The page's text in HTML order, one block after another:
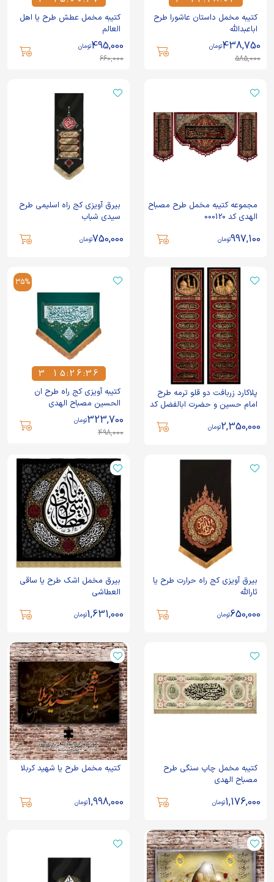
3 1 2 1 8 0 4
کتیبه مخمل داستان عاشورا طرح
اباعبدالله
585,000
438,750تومان
3 1 5 0 0 27
کتیبه مخمل عطش طرح یا اهل
العالم
660,000
495,000تومان
مجموعه کتیبه مخمل طرح مصباح
الهدی کد 000120
997,100تومان
بیرق آویزی کج راه اسلیمی طرح
سیدی شباب
750,000تومان
پلاکارد زربافت دو قلو ترمه طرح
امام حسین و حضرت ابالفضل کد
2,350,000تومان
35%
3
3
1
1
5
5
:2
2
6
6
:3
3
6
6
کتیبه آویزی کج راه طرح ان
الحسین مصباح الهدی
498,000
323,700تومان
بیرق آویزی کج راه حرارت طرح یا
ثارالله
650,000تومان
بیرق مخمل اشک طرح یا ساقی
العطاشی
1,631,000تومان
کتیبه مخمل چاپ سنگی طرح
مصباح الهدی
1,176,000تومان
کتیبه مخمل طرح یا شهید کربلا
1,998,000تومان